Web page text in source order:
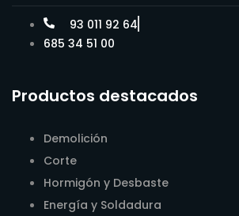
93 011 92 64
685 34 51 00
Productos destacados
Demolición
Corte
Hormigón y Desbaste
Energía y Soldadura